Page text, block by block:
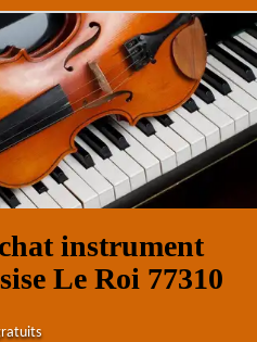
instrument
Le Roi 77310